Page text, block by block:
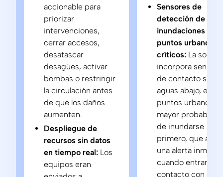
accionable para
priorizar
intervenciones,
cerrar accesos,
desatascar
desagües, activar
bombas o restringir
la circulación antes
de que los daños
aumenten.
Despliegue de
recursos sin datos
en tiempo real: Los
equipos eran
Sensores de
detección de
inundaciones en
puntos urbanos
críticos:La
incorpora
de contacto
aguas abajo, en
puntos urbanos
mayor
de inundarse
primero, que
una alerta
cuando entran en
contacto con el